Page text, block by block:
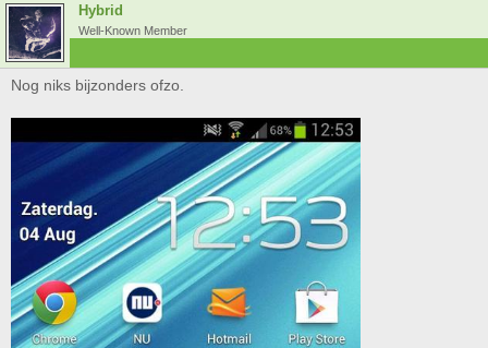
Hybrid
Well-Known Member
Nog niks bijzonders ofzo.